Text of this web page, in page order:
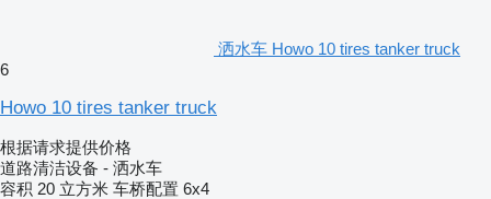
洒水车 Howo 10 tires tanker truck
6
Howo 10 tires tanker truck
根据请求提供价格
道路清洁设备 - 洒水车
容积 20 立方米 车桥配置 6x4